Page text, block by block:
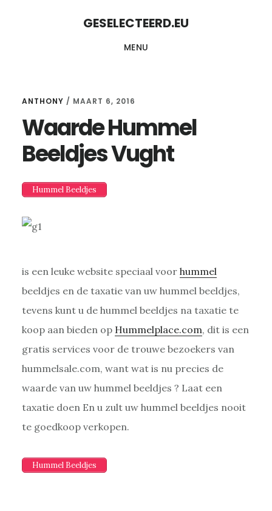
GESELECTEERD.EU
MENU
ANTHONY / MAART 6, 2016
Waarde Hummel
Beeldjes Vught
Hummel Beeldjes
is een leuke website speciaal voor hummel
beeldjes en de taxatie van uw hummel beeldjes,
tevens kunt u de hummel beeldjes na taxatie te
koop aan bieden op Hummelplace.com, dit is een
gratis services voor de trouwe bezoekers van
hummelsale.com, want wat is nu precies de
waarde van uw hummel beeldjes ? Laat een
taxatie doen En u zult uw hummel beeldjes nooit
te goedkoop verkopen.
Hummel Beeldjes